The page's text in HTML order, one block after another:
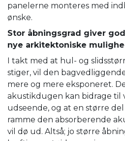
panelerne monteres med
ønske.
Stor åbningsgrad giver
nye arkitektoniske
I takt med at hul- og
stiger, vil den
mere og mere eksponeret.
akustikdugen kan bidrage
udseende, og at en større
ramme den absorberende
vil dø ud. Altså; jo større